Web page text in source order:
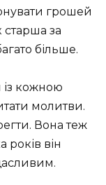
грошей
старша за
більше.
із кожною
молитви.
Вона теж
років він